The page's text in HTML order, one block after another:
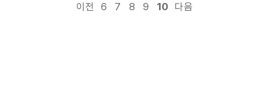
이전 6 7 8 9 10 다음